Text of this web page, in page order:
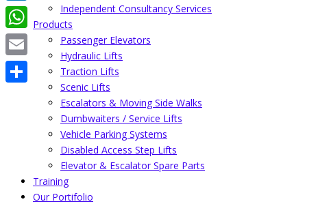
Independent Consultancy Services
Products
Passenger Elevators
Hydraulic Lifts
Traction Lifts
Scenic Lifts
Escalators & Moving Side Walks
Dumbwaiters / Service Lifts
Vehicle Parking Systems
Disabled Access Step Lifts
Elevator & Escalator Spare Parts
Training
Our Portifolio
LinkedIn
WhatsApp
Email